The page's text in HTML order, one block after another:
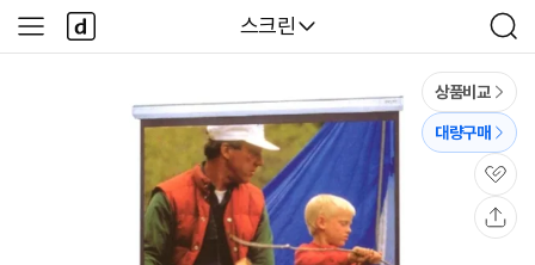
다나와
스크린
검
색
사
이
다
나
와
상품비교
대량구매
관
심